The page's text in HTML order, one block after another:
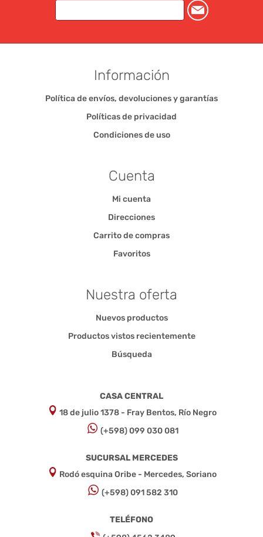
Información
Política de envíos, devoluciones y garantías
Políticas de privacidad
Condiciones de uso
Cuenta
Mi cuenta
Direcciones
Carrito de compras
Favoritos
Nuestra oferta
Nuevos productos
Productos vistos recientemente
Búsqueda
CASA CENTRAL
18 de julio 1378 - Fray Bentos, Río Negro
(+598) 099 030 081
SUCURSAL MERCEDES
Rodó esquina Oribe - Mercedes, Soriano
(+598) 091 582 310
TELÉFONO